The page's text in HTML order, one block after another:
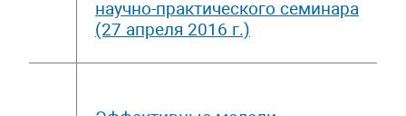
научно-практического семинара
(27 апреля 2016 г.)